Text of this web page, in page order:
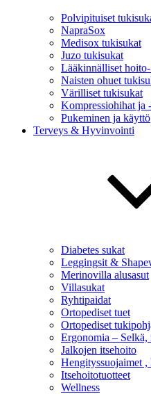
Polvipituiset
NapraSox
Medisox tukisukat
Juzo tukisukat
Lääkinnälliset
Naisten ohuet
Värilliset tukisukat
Kompressiohihat ja
Pukeminen ja käyttö
Terveys & Hyvinvointi
Diabetes sukat
Leggingsit &
Merinovilla alusasut
Villasukat
Ryhtipaidat
Ortopediset tuet
Ortopediset
Ergonomia –
Jalkojen itsehoito
Hengityssuojaimet ,
Itsehoitotuotteet
Wellness